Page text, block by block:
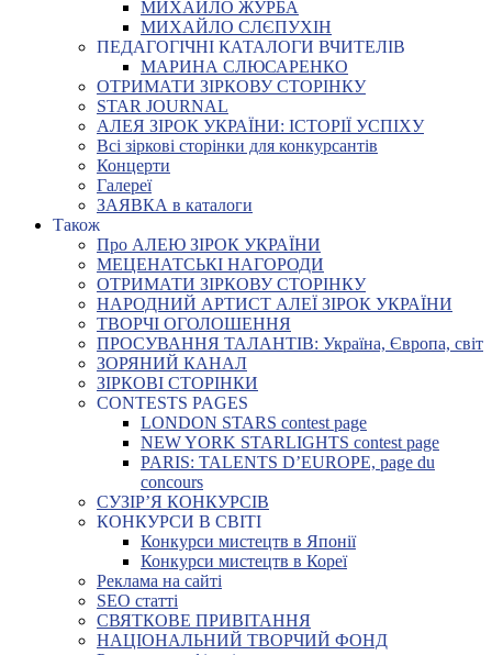
МИХАЙЛО ЖУРБА
МИХАЙЛО СЛЄПУХІН
ПЕДАГОГІЧНІ КАТАЛОГИ ВЧИТЕЛІВ
МАРИНА СЛЮСАРЕНКО
ОТРИМАТИ ЗІРКОВУ СТОРІНКУ
STAR JOURNAL
АЛЕЯ ЗІРОК УКРАЇНИ: ІСТОРІЇ УСПІХУ
Всі зіркові сторінки для конкурсантів
Концерти
Галереї
ЗАЯВКА в каталоги
Також
Про АЛЕЮ ЗІРОК УКРАЇНИ
МЕЦЕНАТСЬКІ НАГОРОДИ
ОТРИМАТИ ЗІРКОВУ СТОРІНКУ
НАРОДНИЙ АРТИСТ АЛЕЇ ЗІРОК УКРАЇНИ
ТВОРЧІ ОГОЛОШЕННЯ
ПРОСУВАННЯ ТАЛАНТІВ: Україна, Європа, світ
ЗОРЯНИЙ КАНАЛ
ЗІРКОВІ СТОРІНКИ
CONTESTS PAGES
LONDON STARS contest page
NEW YORK STARLIGHTS contest page
PARIS: TALENTS D’EUROPE, page du
concours
СУЗІР’Я КОНКУРСІВ
КОНКУРСИ В СВІТІ
Конкурси мистецтв в Японії
Конкурси мистецтв в Кореї
Реклама на сайті
SEO статті
СВЯТКОВЕ ПРИВІТАННЯ
НАЦІОНАЛЬНИЙ ТВОРЧИЙ ФОНД